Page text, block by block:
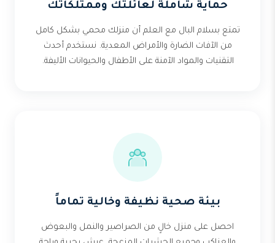
حماية شاملة لعائلتك وممتلكاتك
تمتع بسلام البال مع العلم أن منزلك محمي بشكل كامل
من الآفات الضارة والأمراض المعدية. نستخدم أحدث
التقنيات والمواد الآمنة على الأطفال والحيوانات الأليفة.
بيئة صحية نظيفة وخالية تماماً
احصل على منزل خالٍ من الصراصير والنمل والبعوض